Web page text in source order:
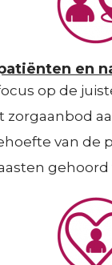
en
op de
zorgaanbod
van de
gehoord